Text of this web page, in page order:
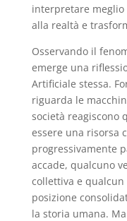
interpretare
alla realtà e
Osservando il
emerge una
Artificiale stessa.
riguarda le
società reagiscono
essere una risorsa
progressivamente
accade, qualcuno
collettiva e
posizione
la storia umana.